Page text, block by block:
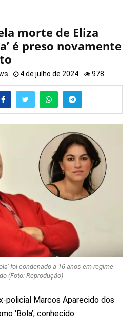
morte de Eliza
é preso novamente
4 de julho de 2024 978
foi condenado a 16 anos em regime
(Foto: Reprodução)
policial Marcos Aparecido dos
‘Bola’, conhecido